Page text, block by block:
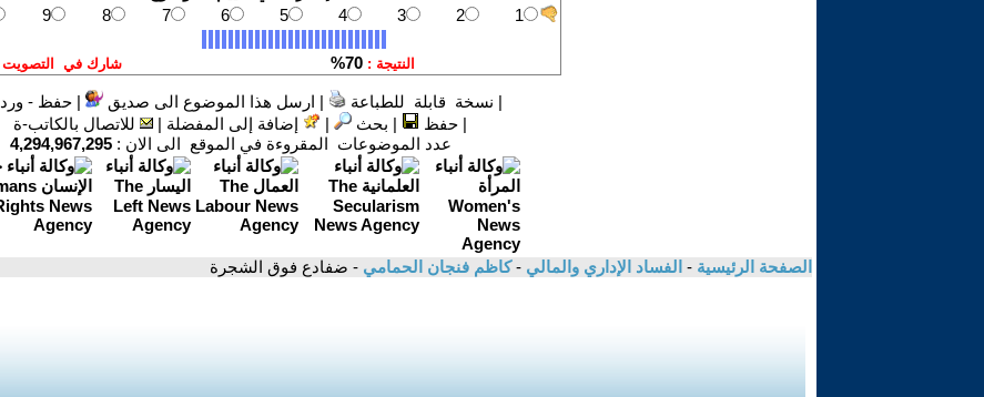
| نسخة قابلة للطباعة | ارسل هذا الموضوع الى صديق |حفظ - ورد
|حفظ | بحث | إضافة إلى المفضلة |
للاتصال بالكاتب-ة
عدد الموضوعات المقروءة في الموقع الى الان : 4,294,967,295
الصفحة الرئيسية - الفساد الإداري والمالي -كاظم فنجان الحمامي - ضفادع فوق الشجرة